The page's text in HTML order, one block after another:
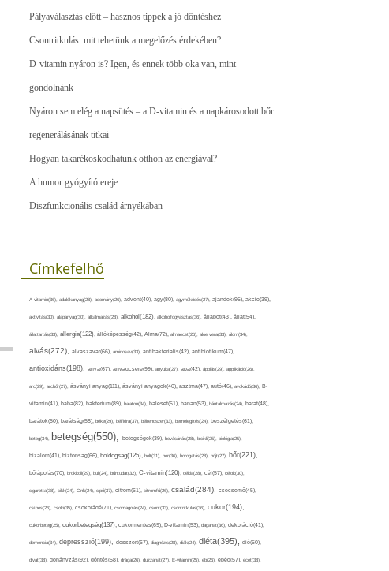
Pályaválasztás előtt – hasznos tippek a jó döntéshez
Csontritkulás: mit tehetünk a megelőzés érdekében?
D-vitamin nyáron is? Igen, és ennek több oka van, mint
gondolnánk
Nyáron sem elég a napsütés – a D-vitamin és a napkárosodott bőr
regenerálásának titkai
Hogyan takarékoskodhatunk otthon az energiával?
A humor gyógyító ereje
Diszfunkcionális család árnyékában
Címkefelhő
A-vitamin(36), adalékanyag(28), adomány(26), advent(40), agy(80), agyműködés(27), ajándék(95), akció(39),
aktivitás(30), alapanyag(30), alkalmazás(28), alkohol(182), alkoholfogyasztás(36), állapot(43), állat(54),
állattartás(33), allergia(122), állóképesség(42), Alma(72), almaecet(26), aloe vera(33), álom(34),
alvás(272), alvászavar(66), aminosav(33), antibakteriális(42), antibiotikum(47),
antioxidáns(198), anya(67), anyagcsere(99), anyuka(27), apa(42), ápolás(29), applikáció(26),
arc(29), arcbőr(27), ásványi anyag(111), ásványi anyagok(40), asztma(47), autó(46), avokádó(36), B-
vitamin(41), baba(82), baktérium(89), balaton(34), baleset(51), banán(53), bántalmazás(24), barát(48),
barátok(50), barátság(58), béke(29), bélflóra(37), bélrendszer(33), bemelegítés(24), beszélgetés(61),
beteg(34), betegség(550), betegségek(39), bevásárlás(28), bicikli(25), biológia(25),
bizalom(41), biztonság(66), boldogság(125), bolt(31), bor(36), borogatás(28), böjt(27), bőr(221),
bőrápolás(70), brokkoli(29), buli(24), bűntudat(32), C-vitamin(120), cékla(28), cél(57), célok(30),
cigaretta(38), cikk(24), Cink(24), cipő(37), citrom(61), citromfű(26), család(284), csecsemő(45),
csípés(26), csoki(35), csokoládé(71), csomagolás(24), csont(33), csontritkulás(36), cukor(194),
cukorbeteg(25), cukorbetegség(137), cukormentes(69), D-vitamin(53), daganat(36), dekoráció(41),
demencia(34), depresszió(199), desszert(67), diagnózis(28), diák(24), diéta(395), dió(50),
divat(38), dohányzás(92), döntés(58), drága(26), duzzanat(27), E-vitamin(25), eb(26), ebéd(57), ecet(38),